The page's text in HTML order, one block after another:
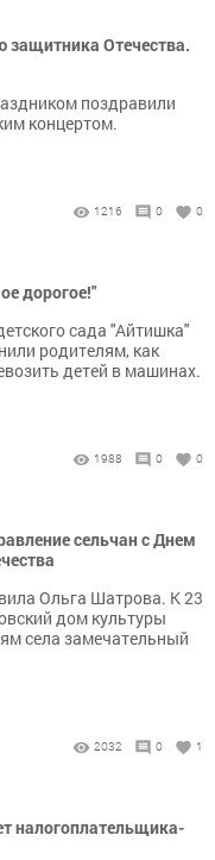
защитника Отечества.
поздравили
концертом.
1216 0 0
дорогое!"
сада "Айтишка"
родителям, как
детей в машинах.
1988 0 0
сельчан с Днем
Ольга Шатрова. К 23
дом культуры
села замечательный
2032 0 1
налогоплательщика-